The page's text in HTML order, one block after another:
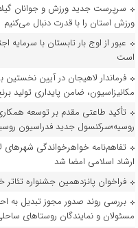
سرپرست جدید ورزش و جوانان
ورزش استان را با قدرت دنبال می‌کنیم
عبور از اوج بار تابستان با سرمایه
است
فرماندار لاهیجان در آیین
مکانیزاسیون، ضامن پایداری تولید
تأکید طاعتی مقدم بر توسعه
روسیه؛سرکنسول جدید فدراسیون
تفاهم‌نامه خواهرخواندگی شهرهای
ارشاد اسلامی امضا شد
فراخوان پانزدهمین جشنواره تئاتر
بررسی روند صدور مجوز تبدیل به
مسئولان و نمایندگان روستاهای